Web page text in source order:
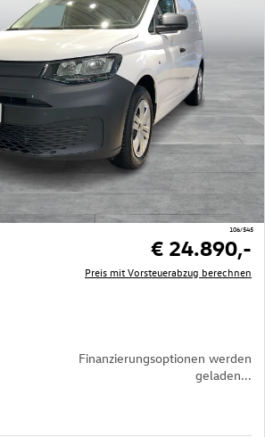
106/545
Finanzierungsoptionen werden
geladen...
€ 24.890,-
Preis mit Vorsteuerabzug berechnen